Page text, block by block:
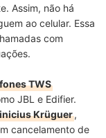
Assim, não há
ao celular. Essa
com
TWS
JBL e Edifier.
Krüguer,
cancelamento de